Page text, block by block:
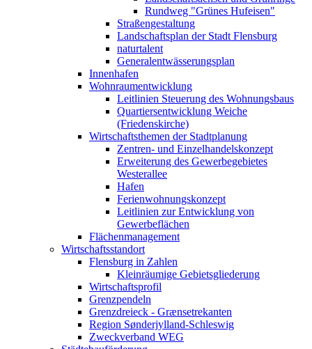
Rundweg "Grünes Hufeisen"
Straßengestaltung
Landschaftsplan der Stadt Flensburg
naturtalent
Generalentwässerungsplan
Innenhafen
Wohnraumentwicklung
Leitlinien Steuerung des Wohnungsbaus
Quartiersentwicklung Weiche
(Friedenskirche)
Wirtschaftsthemen der Stadtplanung
Zentren- und Einzelhandelskonzept
Erweiterung des Gewerbegebietes
Westerallee
Hafen
Ferienwohnungskonzept
Leitlinien zur Entwicklung von
Gewerbeflächen
Flächenmanagement
Wirtschaftsstandort
Flensburg in Zahlen
Kleinräumige Gebietsgliederung
Wirtschaftsprofil
Grenzpendeln
Grenzdreieck - Grænsetrekanten
Region Sønderjylland-Schleswig
Zweckverband WEG